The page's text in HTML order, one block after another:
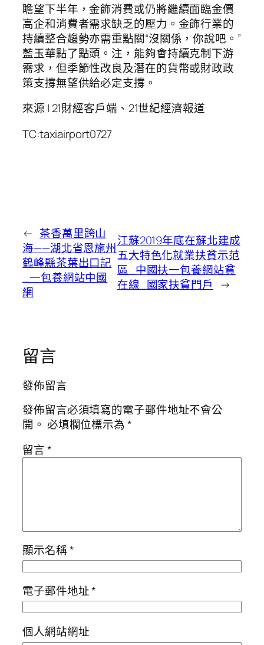
瞻望下半年，金飾消費或仍將繼續面臨金價
高企和消費者需求缺乏的壓力。金飾行業的
持續整合趨勢亦需重點關“沒關係，你說吧。”
藍玉華點了點頭。注，能夠會持續克制下游
需求，但季節性改良及潛在的貨幣或財政政
策支撐無望供給必定支撐。
來源 | 21財經客戶端、21世紀經濟報道
TC:taxiairport0727
← 茶香萬里跨山
海——湖北省恩施州
鶴峰縣茶葉出口記
_一包養網站中國
網
江蘇2019年底在蘇北建成
五大特色化就業扶貧示范
區_中國扶一包養網站貧
在線_國家扶貧門戶
→
留言
發佈留言
發佈留言必須填寫的電子郵件地址不會公
開。 必填欄位標示為*
留言*
顯示名稱*
電子郵件地址*
個人網站網址